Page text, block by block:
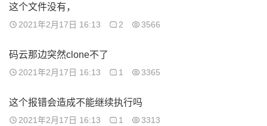
这个文件没有，
2021年2月17日 16:13 2 3566
码云那边突然clone不了
2021年2月17日 16:13 1 3365
这个报错会造成不能继续执行吗
2021年2月17日 16:13 1 3313